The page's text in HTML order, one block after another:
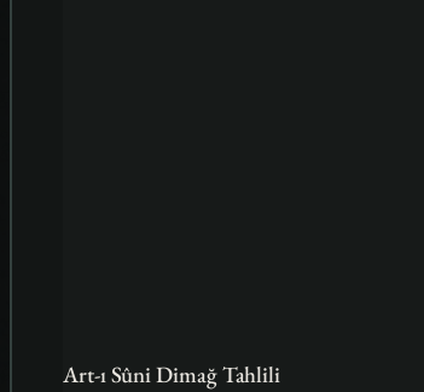
Art-ı Sûni Dimağ Tahlili